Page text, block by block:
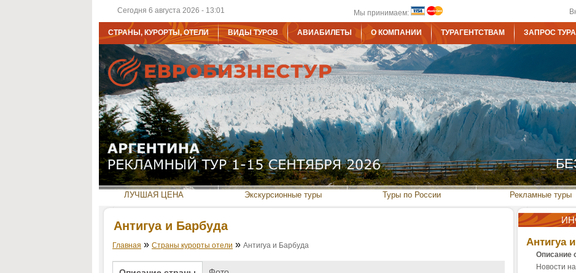
Сегодня 6 августа 2026 - 13:01 Мы принимаем:
СТРАНЫ, КУРОРТЫ, ОТЕЛИ ВИДЫ ТУРОВ АВИАБИЛЕТЫ О КОМПАНИИ ТУРАГЕНТСТВАМ ЗАПРОС ТУРА
ЛУЧШАЯ ЦЕНА Экскурсионные туры Туры по России Рекламные туры
Антигуа и Барбуда
Главная » Страны курорты отели » Антигуа и Барбуда Антигуа
Описание
Новости